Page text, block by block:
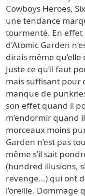
Cowboys Heroes,
une tendance
tourmenté. En effet
d’Atomic Garden
dirais même
Juste ce qu’il faut
mais suffisant pour
manque de
son effet quand il
m’endormir quand
morceaux moins
Garden n’est pas
même s’il sait
(hundred illusions,
revenge…) qui ont
l’oreille. Dommage